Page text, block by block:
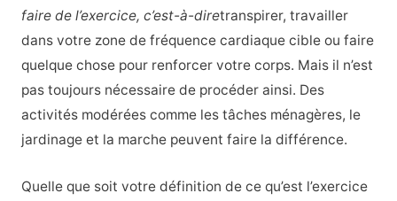
faire de l’exercice, c’est-à-diretranspirer, travailler
dans votre zone de fréquence cardiaque cible ou faire
quelque chose pour renforcer votre corps. Mais il n’est
pas toujours nécessaire de procéder ainsi. Des
activités modérées comme les tâches ménagères, le
jardinage et la marche peuvent faire la différence.
Quelle que soit votre définition de ce qu’est l’exercice